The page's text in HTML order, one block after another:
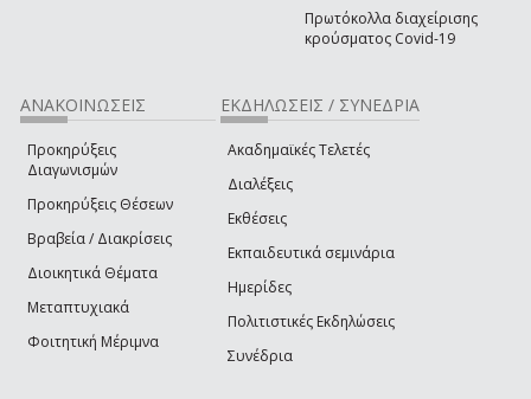
Πρωτόκολλα διαχείρισης
κρούσματος Covid-19
ΑΝΑΚΟΙΝΩΣΕΙΣ
Προκηρύξεις
Διαγωνισμών
Προκηρύξεις Θέσεων
Βραβεία / Διακρίσεις
Διοικητικά Θέματα
Μεταπτυχιακά
Φοιτητική Μέριμνα
ΕΚΔΗΛΩΣΕΙΣ / ΣΥΝΕΔΡΙΑ
Ακαδημαϊκές Τελετές
Διαλέξεις
Εκθέσεις
Εκπαιδευτικά σεμινάρια
Ημερίδες
Πολιτιστικές Εκδηλώσεις
Συνέδρια